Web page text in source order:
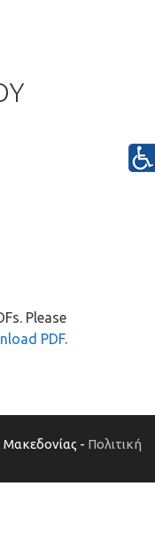
Please
PDF.
- Πολιτική